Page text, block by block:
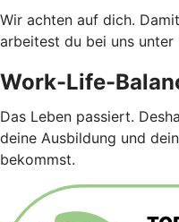
Wir achten auf dich.
arbeitest du bei uns unter
Work-Life-
Das Leben passiert.
deine Ausbildung und
bekommst.